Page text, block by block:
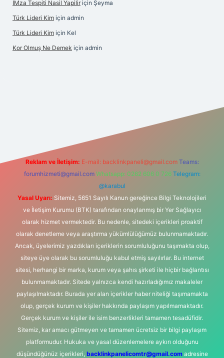
İMza Tespiti Nasil Yapilir için Şeyma
Türk Lideri Kim için admin
Türk Lideri Kim için Kel
Kor Olmuş Ne Demek için admin
Reklam ve İletişim: E-mail: backlinkpaneli@gmail.com Teams:
forumhizmeti@gmail.com Whatsapp: 0262 606 0 726 Telegram:
@karabul
Yasal Uyarı: Sitemiz, 5651 Sayılı Kanun gereğince Bilgi Teknolojileri
ve İletişim Kurumu (BTK) tarafından onaylanmış bir Yer Sağlayıcı
olarak hizmet vermektedir. Bu nedenle, sitedeki içerikleri proaktif
olarak denetleme veya araştırma yükümlülüğümüz bulunmamaktadır.
Ancak, üyelerimiz yazdıkları içeriklerin sorumluluğunu taşımakta olup,
siteye üye olarak bu sorumluluğu kabul etmiş sayılırlar. Bu internet
sitesi, herhangi bir marka, kurum veya şahıs şirketi ile hiçbir bağlantısı
bulunmamaktadır. Sitede yalnızca kendi hazırladığımız makaleler
paylaşılmaktadır. Burada yer alan içerikler haber niteliği taşımamakta
olup, gerçek kurum ve kişiler hakkında paylaşım yapılmamaktadır.
Gerçek kurum ve kişiler ile isim benzerlikleri tamamen tesadüfidir.
Sitemiz, kar amacı gütmeyen ve tamamen ücretsiz bir bilgi paylaşım
platformudur. Hukuka ve yasal düzenlemelere aykırı olduğunu
düşündüğünüz içerikleri, backlinkpanelicomtr@gmail.comadresine